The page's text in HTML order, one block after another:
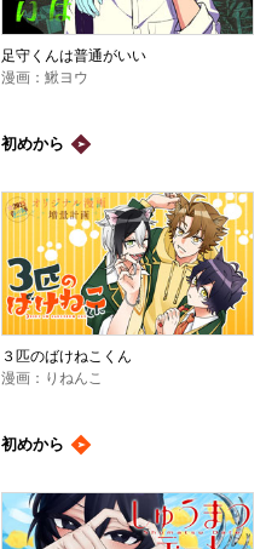
足守くんは普通がいい
漫画：鰍ヨウ
初めから
３匹のばけねこくん
漫画：りねんこ
初めから